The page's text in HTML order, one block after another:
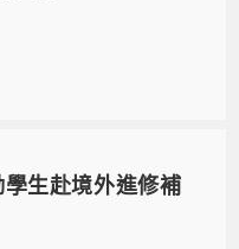
生赴境外進修補